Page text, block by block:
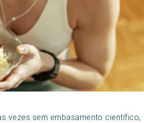
vezes sem embasamento científico,